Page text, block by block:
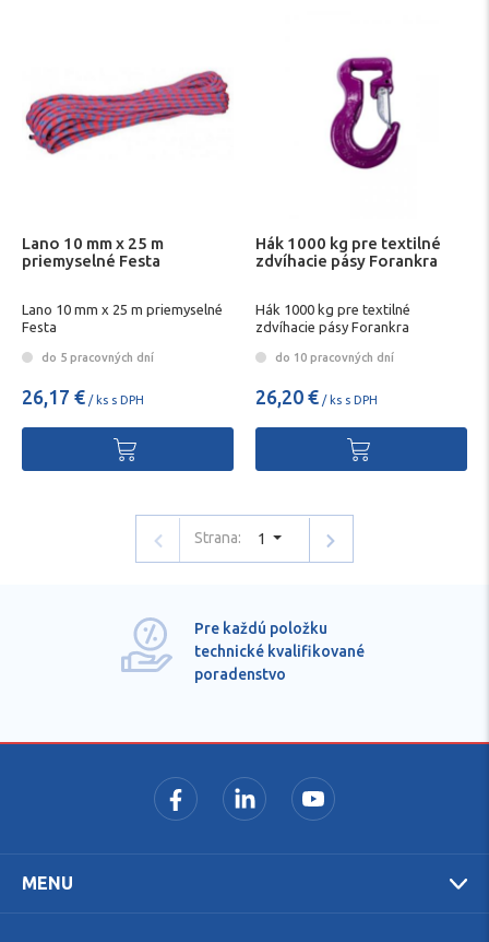
Lano 10 mm x 25 m
priemyselné Festa
Lano 10 mm x 25 m priemyselné
Festa
do 5 pracovných dní
26,17 € / ks s DPH
Hák 1000 kg pre textilné
zdvíhacie pásy Forankra
Hák 1000 kg pre textilné
zdvíhacie pásy Forankra
do 10 pracovných dní
26,20 € / ks s DPH
Strana: 1
Pre každú položku
technické kvalifikované
poradenstvo
MENU